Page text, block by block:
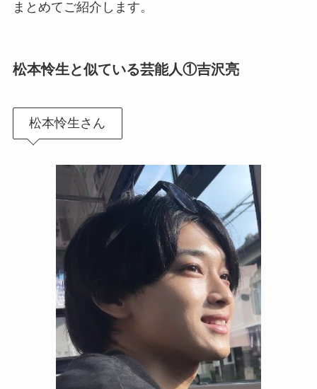
まとめてご紹介します。
松本怜生と似ている芸能人①吉沢亮
松本怜生さん